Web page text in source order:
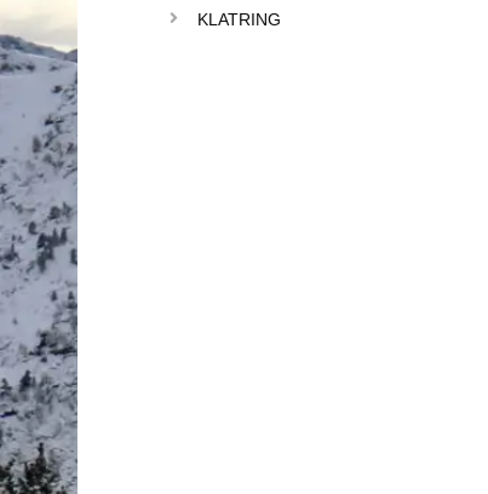
KLATRING